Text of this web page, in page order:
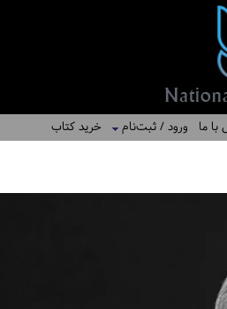
ما ورود / ثبت‌نام خرید کتاب